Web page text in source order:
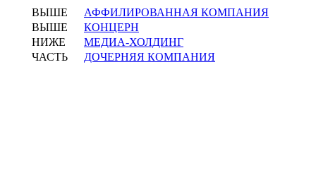
ВЫШЕ
АФФИЛИРОВАННАЯ КОМПАНИЯ
ВЫШЕ
КОНЦЕРН
НИЖЕ
МЕДИА-ХОЛДИНГ
ЧАСТЬ
ДОЧЕРНЯЯ КОМПАНИЯ